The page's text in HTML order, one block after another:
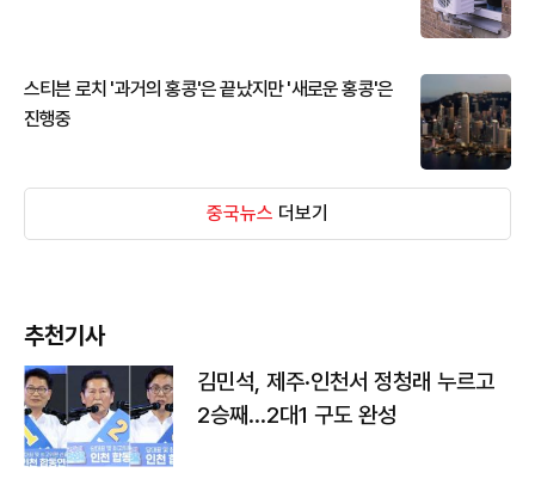
스티븐 로치 '과거의 홍콩'은 끝났지만 '새로운 홍콩'은
진행중
중국뉴스 더보기
추천기사
김민석, 제주·인천서 정청래 누르고
2승째…2대1 구도 완성